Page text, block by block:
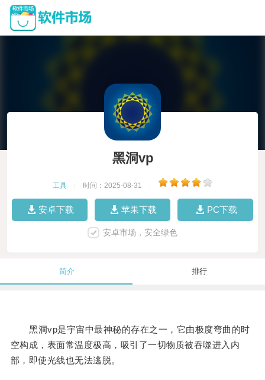
黑洞vp
工具 时间：2025-08-31
安卓下载 苹果下载 PC下载
安卓市场，安全绿色
简介 排行
黑洞vp是宇宙中最神秘的存在之一，它由极度弯曲的时
空构成，表面常温度极高，吸引了一切物质被吞噬进入内
部，即使光线也无法逃脱。